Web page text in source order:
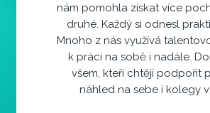
nám pomohla získat více
druhé. Každý si odnesl
Mnoho z nás využívá
k práci na sobě i nadále.
všem, kteří chtějí podpořit
náhled na sebe i kolegy